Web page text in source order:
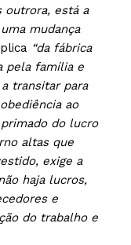
outrora, está a
mudança
“da fábrica
pela família e
transitar para
ao
do lucro
altas que
exige a
haja lucros,
e
do trabalho e